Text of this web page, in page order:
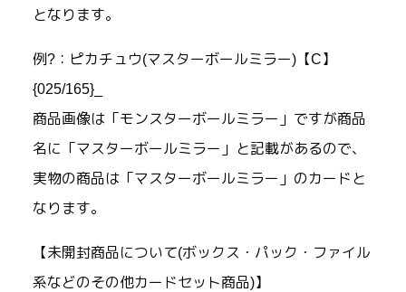
となります。
例?：ピカチュウ(マスターボールミラー)【C】
{025/165}_
商品画像は「モンスターボールミラー」ですが商品
名に「マスターボールミラー」と記載があるので、
実物の商品は「マスターボールミラー」のカードと
なります。
【未開封商品について(ボックス・パック・ファイル
系などのその他カードセット商品)】